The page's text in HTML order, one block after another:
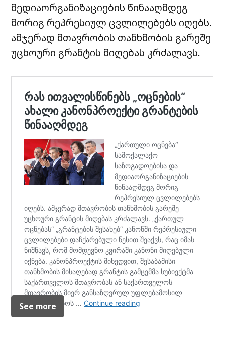
მედიაორგანიზაციების წინააღმდეგ
მორიგ რეპრესიულ ცვლილებებს იღებს.
ამჯერად მთავრობის თანხმობის გარეშე
უცხოური გრანტის მიღებას კრძალავს.
See more